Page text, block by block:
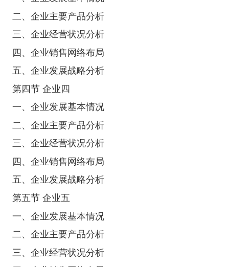
二、企业主要产品分析
三、企业经营状况分析
四、企业销售网络布局
五、企业发展战略分析
第四节 企业四
一、企业发展基本情况
二、企业主要产品分析
三、企业经营状况分析
四、企业销售网络布局
五、企业发展战略分析
第五节 企业五
一、企业发展基本情况
二、企业主要产品分析
三、企业经营状况分析